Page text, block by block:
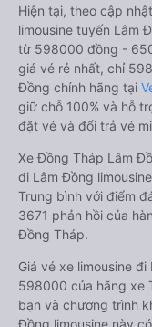
Hiện tại, theo cập
limousine tuyến Lâm
từ 598000 đồng -
giá vé rẻ nhất, chỉ
Đồng chính hãng tại
giữ chỗ 100% và hỗ
đặt vé và đổi trả vé
Xe Đồng Tháp Lâm
đi Lâm Đồng
Trung bình với điểm
3671 phản hồi của
Đồng Tháp.
Giá vé xe limousine
598000 của hãng xe
bạn và chương trình
Đồng limousine này